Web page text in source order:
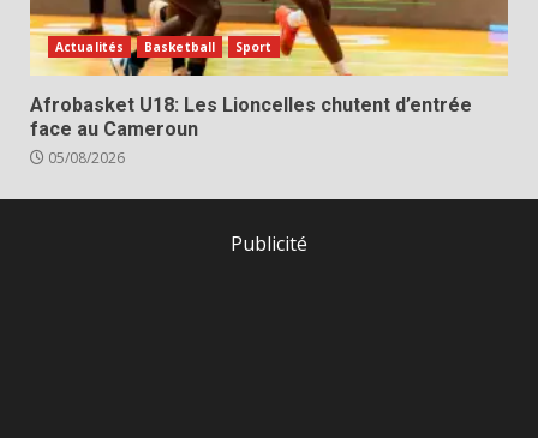
Actualités Basketball Sport
Afrobasket U18: Les Lioncelles chutent d’entrée
face au Cameroun
05/08/2026
Publicité